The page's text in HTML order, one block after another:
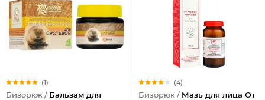
(1)
Бизорюк / Бальзам для
(4)
Бизорюк / Мазь для лица От